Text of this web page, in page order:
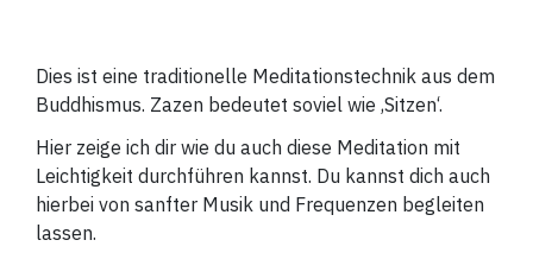
Dies ist eine traditionelle Meditationstechnik aus dem
Buddhismus. Zazen bedeutet soviel wie ‚Sitzen‘.
Hier zeige ich dir wie du auch diese Meditation mit
Leichtigkeit durchführen kannst. Du kannst dich auch
hierbei von sanfter Musik und Frequenzen begleiten
lassen.